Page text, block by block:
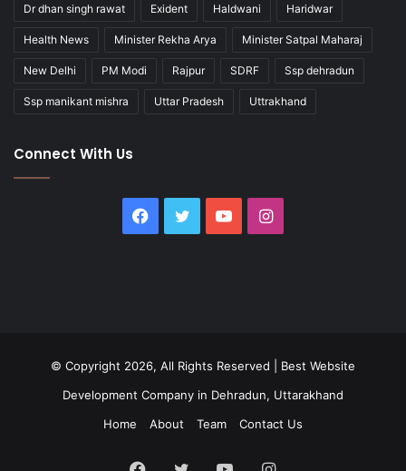
Dr dhan singh rawat Exident Haldwani Haridwar
Health News Minister Rekha Arya Minister Satpal Maharaj
New Delhi PM Modi Rajpur SDRF Ssp dehradun
Ssp manikant mishra Uttar Pradesh Uttrakhand
Connect With Us
Facebook
Twitter YouTubeInstagram
© Copyright 2026, All Rights Reserved | Best Website
Development Company in Dehradun, Uttarakhand
Home
About Team Contact Us